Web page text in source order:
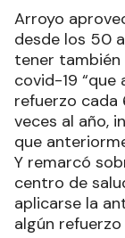
Arroyo
desde los 50
tener también
covid-19
refuerzo cada
veces al año,
que
Y remarcó
centro de
aplicarse la
algún